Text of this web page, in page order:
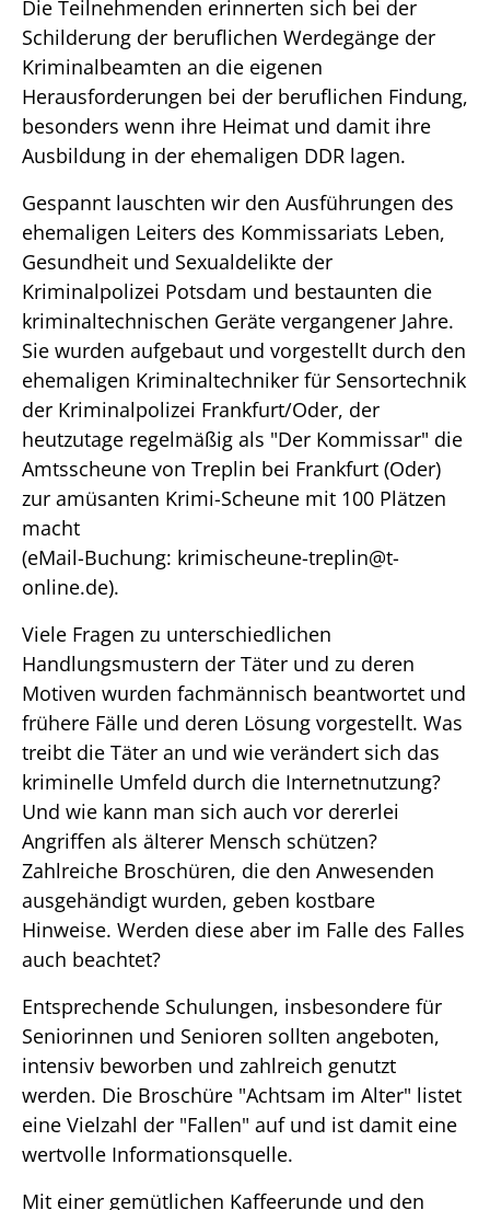
Die Teilnehmenden erinnerten sich bei der
Schilderung der beruflichen Werdegänge der
Kriminalbeamten an die eigenen
Herausforderungen bei der beruflichen Findung,
besonders wenn ihre Heimat und damit ihre
Ausbildung in der ehemaligen DDR lagen.
Gespannt lauschten wir den Ausführungen des
ehemaligen Leiters des Kommissariats Leben,
Gesundheit und Sexualdelikte der
Kriminalpolizei Potsdam und bestaunten die
kriminaltechnischen Geräte vergangener Jahre.
Sie wurden aufgebaut und vorgestellt durch den
ehemaligen Kriminaltechniker für Sensortechnik
der Kriminalpolizei Frankfurt/Oder, der
heutzutage regelmäßig als "Der Kommissar" die
Amtsscheune von Treplin bei Frankfurt (Oder)
zur amüsanten Krimi-Scheune mit 100 Plätzen
macht
(eMail-Buchung: krimischeune-treplin@t-
online.de).
Viele Fragen zu unterschiedlichen
Handlungsmustern der Täter und zu deren
Motiven wurden fachmännisch beantwortet und
frühere Fälle und deren Lösung vorgestellt. Was
treibt die Täter an und wie verändert sich das
kriminelle Umfeld durch die Internetnutzung?
Und wie kann man sich auch vor dererlei
Angriffen als älterer Mensch schützen?
Zahlreiche Broschüren, die den Anwesenden
ausgehändigt wurden, geben kostbare
Hinweise. Werden diese aber im Falle des Falles
auch beachtet?
Entsprechende Schulungen, insbesondere für
Seniorinnen und Senioren sollten angeboten,
intensiv beworben und zahlreich genutzt
werden. Die Broschüre "Achtsam im Alter" listet
eine Vielzahl der "Fallen" auf und ist damit eine
wertvolle Informationsquelle.
Mit einer gemütlichen Kaffeerunde und den